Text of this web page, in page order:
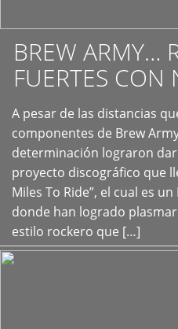
BREW ARMY…
FUERTES CON
A pesar de las distancias
componentes de Brew
determinación lograron
proyecto discográfico que
Miles To Ride”, el cual es
donde han logrado
estilo rockero que […]